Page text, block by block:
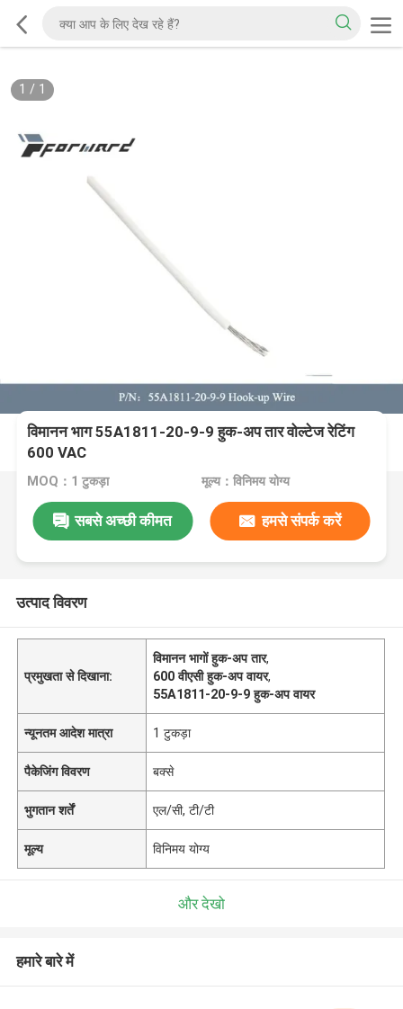
1 / 1
विमानन भाग 55A1811-20-9-9 हुक-अप तार वोल्टेज रेटिंग
600 VAC
MOQ：1 टुकड़ा मूल्य：विनिमय योग्य
सबसे अच्छी कीमत हमसे संपर्क करें
उत्पाद विवरण
प्रमुखता से दिखाना:
विमानन भागों हुक-अप तार,
600 वीएसी हुक-अप वायर,
55A1811-20-9-9 हुक-अप वायर
न्यूनतम आदेश मात्रा 1 टुकड़ा
पैकेजिंग विवरण बक्से
भुगतान शर्तें एल/सी, टी/टी
मूल्य विनिमय योग्य
और देखो
हमारे बारे में